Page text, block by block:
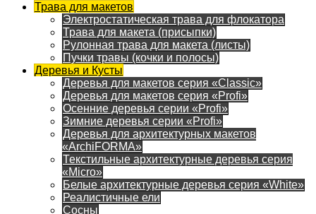
Трава для макетов
Электростатическая трава для флокатора
Трава для макета (присыпки)
Рулонная трава для макета (листы)
Пучки травы (кочки и полосы)
Деревья и Кусты
Деревья для макетов серия «Classic»
Деревья для макетов серия «Profi»
Осенние деревья серии «Profi»
Зимние деревья серии «Profi»
Деревья для архитектурных макетов
«ArchiFORMA»
Текстильные архитектурные деревья серия
«Micro»
Белые архитектурные деревья серия «White»
Реалистичные ели
Сосны